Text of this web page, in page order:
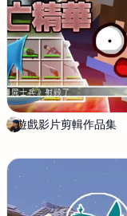
竹
遊戲影片剪輯作品集